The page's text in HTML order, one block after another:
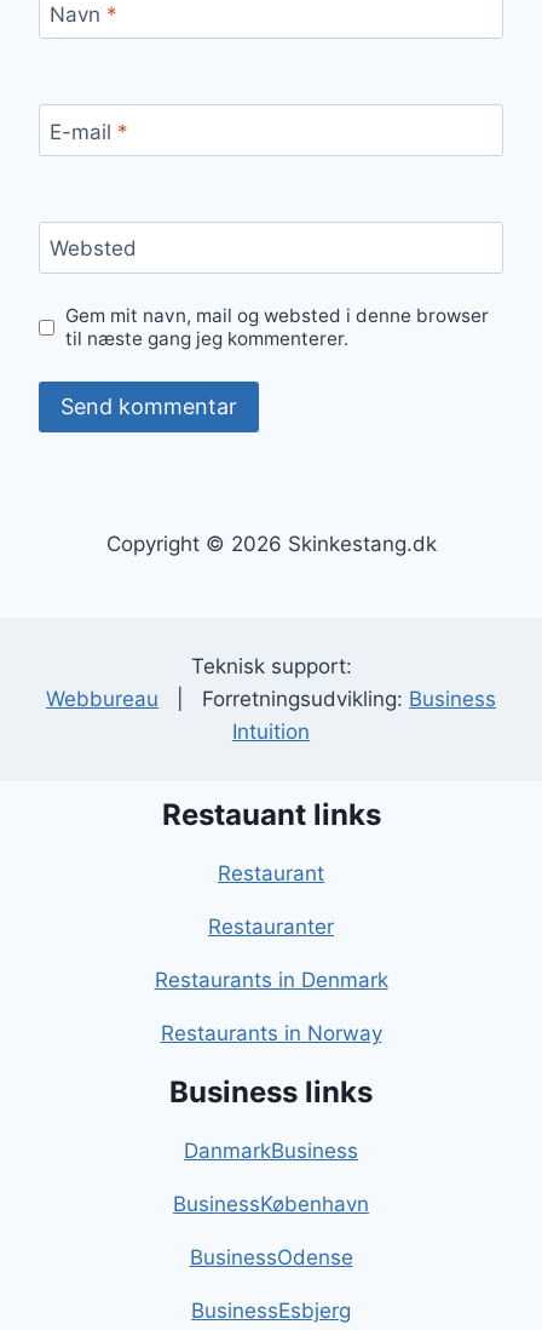
Navn *
E-mail *
Websted
Gem mit navn, mail og websted i denne browser
til næste gang jeg kommenterer.
Copyright © 2026 Skinkestang.dk
Teknisk support:
Webbureau | Forretningsudvikling: Business
Intuition
Restauant links
Restaurant
Restauranter
Restaurants in Denmark
Restaurants in Norway
Business links
DanmarkBusiness
BusinessKøbenhavn
BusinessOdense
BusinessEsbjerg